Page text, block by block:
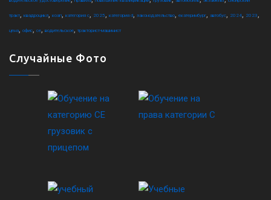
тракт, квадроцикл, коап, категория c, 2025, категория d, законодательство, екатеринбург, автобус, 2024, 2023,
цена, офис, ce, водительское, тракторист-машинист
Случайные Фото